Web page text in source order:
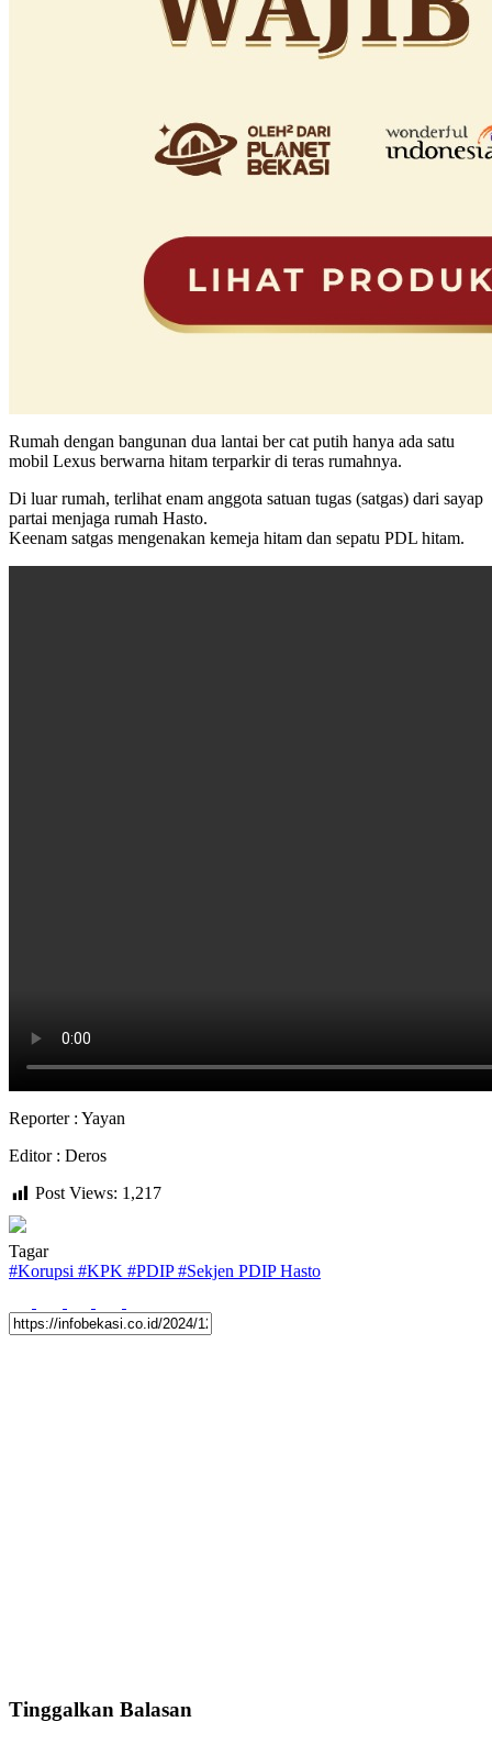
Rumah dengan bangunan dua lantai ber cat putih hanya ada satu
mobil Lexus berwarna hitam terparkir di teras rumahnya.
Di luar rumah, terlihat enam anggota satuan tugas (satgas) dari sayap
partai menjaga rumah Hasto.
Keenam satgas mengenakan kemeja hitam dan sepatu PDL hitam.
Reporter : Yayan
Editor : Deros
Post Views: 1,217
Tagar
#Korupsi #KPK #PDIP#Sekjen PDIP Hasto
Tinggalkan Balasan